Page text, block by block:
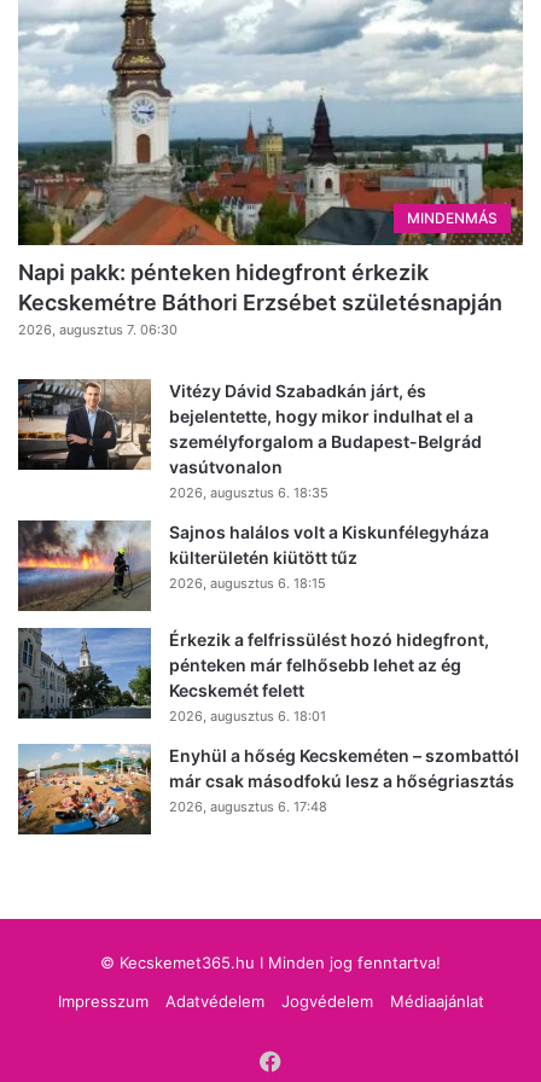
MINDENMÁS
Napi pakk: pénteken hidegfront érkezik
Kecskemétre Báthori Erzsébet születésnapján
2026, augusztus 7. 06:30
Vitézy Dávid Szabadkán járt, és
bejelentette, hogy mikor indulhat el a
személyforgalom a Budapest-Belgrád
vasútvonalon
2026, augusztus 6. 18:35
Sajnos halálos volt a Kiskunfélegyháza
külterületén kiütött tűz
2026, augusztus 6. 18:15
Érkezik a felfrissülést hozó hidegfront,
pénteken már felhősebb lehet az ég
Kecskemét felett
2026, augusztus 6. 18:01
Enyhül a hőség Kecskeméten – szombattól
már csak másodfokú lesz a hőségriasztás
2026, augusztus 6. 17:48
© Kecskemet365.hu I Minden jog fenntartva!
Impresszum
Adatvédelem Jogvédelem Médiaajánlat
Facebook